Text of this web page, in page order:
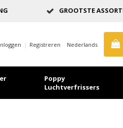
GROOTSTE
| Registreren Nederlands
Poppy
Luchtverfrissers